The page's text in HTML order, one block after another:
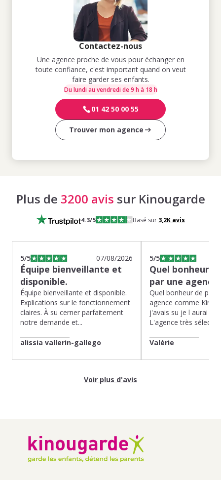
Contactez-nous
Une agence proche de vous pour échanger en
toute confiance, c'est important quand on veut
faire garder ses enfants.
Du lundi au vendredi de 9 h à 18 h
01 42 50 00 55
Trouver mon agence
Plus de 3200 avis sur Kinougarde
4.3/5 Basé sur 3,2Kavis
5/5 07/08/2026
Équipe bienveillante et
disponible.
Équipe bienveillante et disponible.
Explications sur le fonctionnement
claires. À su cerner parfaitement
notre demande et...
alissia vallerin-gallego
5/5
Quel bonheur
par une
Quel bonheur de
agence comme
j'avais su je l aurai
L'agence très
Valérie
Voir plus d'avis